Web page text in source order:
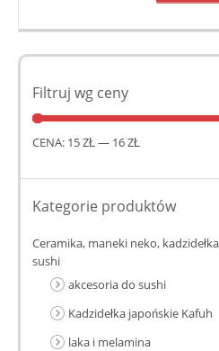
Filtruj wg ceny
CENA: 15 ZŁ— 16 ZŁ
Kategorie produktów
Ceramika, maneki neko,
sushi
akcesoria do sushi
Kadzidełka japońskie Kafuh
laka i melamina